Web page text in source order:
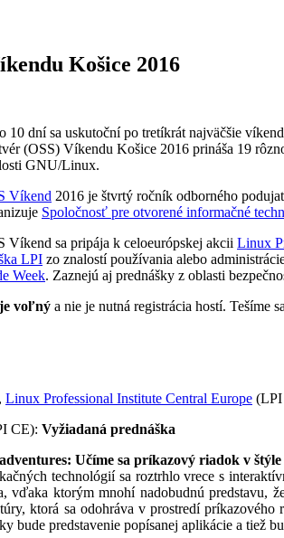
Košice 2016
10 dní sa uskutoční po tretíkrát najväčšie
(OSS) Víkendu Košice 2016 prináša 19
GNU/Linux.
Víkend 2016 je štvrtý ročník odborného
Spoločnosť pre otvorené informačné
Víkend sa pripája k celoeurópskej akcii Linux
LPI zo znalostí používania alebo
Week. Zaznejú aj prednášky z oblasti
voľný a nie je nutná registrácia hostí. Tešíme
Linux Professional Institute Central Europe (LPI
CE): Vyžiadaná prednáška
Učíme sa príkazový riadok v
technológií sa roztrhlo vrece s
vďaka ktorým mnohí nadobudnú
ktorá sa odohráva v prostredí
bude predstavenie popísanej aplikácie a tiež